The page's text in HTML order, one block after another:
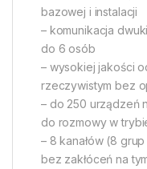
bazowej i instalacji
– komunikacja
do 6 osób
– wysokiej jakości
rzeczywistym bez
– do 250 urządzeń
do rozmowy w
– 8 kanałów (8
bez zakłóceń na